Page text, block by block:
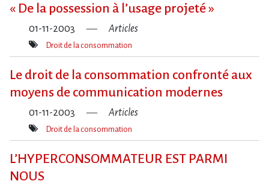
« De la possession à l’usage projeté »
01-11-2003 Articles
Mot(s)-
Droit de la consommation
Le droit de la consommation confronté aux
moyens de communication modernes
01-11-2003 Articles
Mot(s)-
Droit de la consommation
L’HYPERCONSOMMATEUR EST PARMI
NOUS